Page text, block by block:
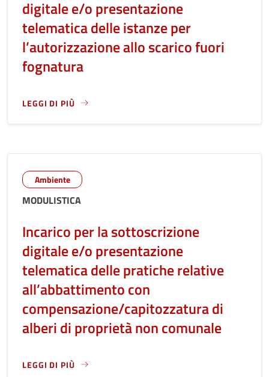
digitale e/o presentazione
telematica delle istanze per
l’autorizzazione allo scarico fuori
fognatura
LEGGI DI PIÙ
LEGGI ANCORA RIGUARDO A: INCARICO PER LA
Ambiente
MODULISTICA
Incarico per la sottoscrizione
digitale e/o presentazione
telematica delle pratiche relative
all’abbattimento con
compensazione/capitozzatura di
alberi di proprietà non comunale
LEGGI DI PIÙ
LEGGI ANCORA RIGUARDO A: INCARICO PER LA